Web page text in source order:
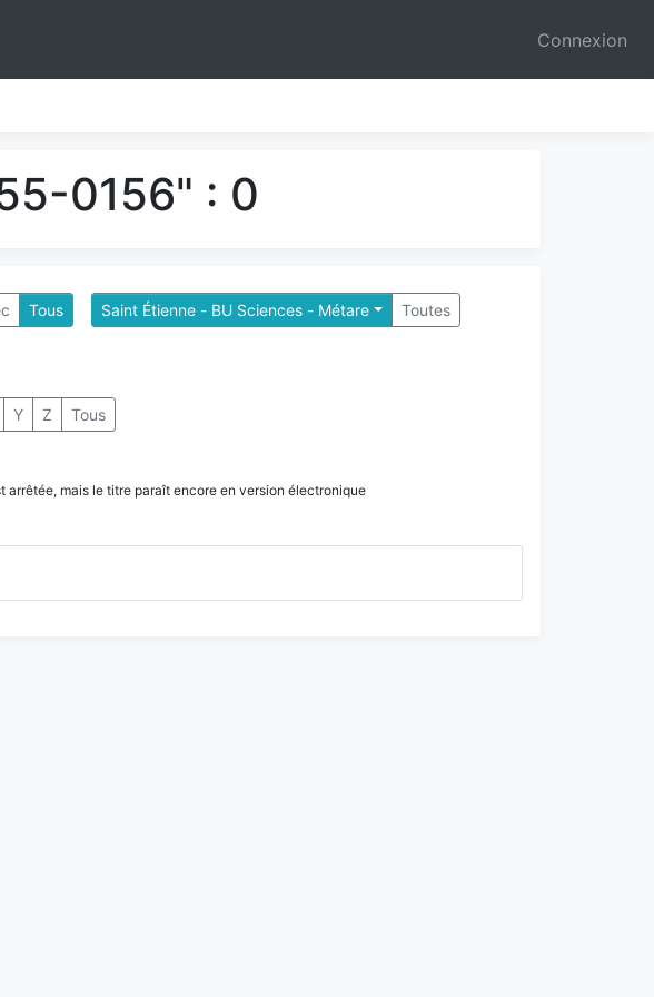
Connexion
0156" : 0
Tous Saint Étienne - BU Sciences - Métare Toutes
Y Z Tous
arrêtée, mais le titre paraît encore en version électronique